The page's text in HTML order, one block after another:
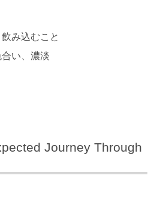
み込むこと
い、濃淡
Journey Through